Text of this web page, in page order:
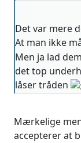
Det var mere
At man ikke
Men ja lad
det top
låser tråden
Mærkelige
accepterer at